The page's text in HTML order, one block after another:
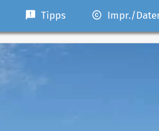
Tipps Impr./